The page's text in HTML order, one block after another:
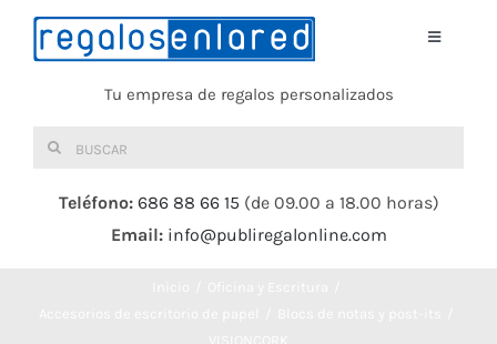
Saltar
Toggle
Tu empresa de regalos personalizados
Buscar:
Teléfono: 686 88 66 15 (de 09.00 a 18.00 horas)
Email: info@publiregalonline.com